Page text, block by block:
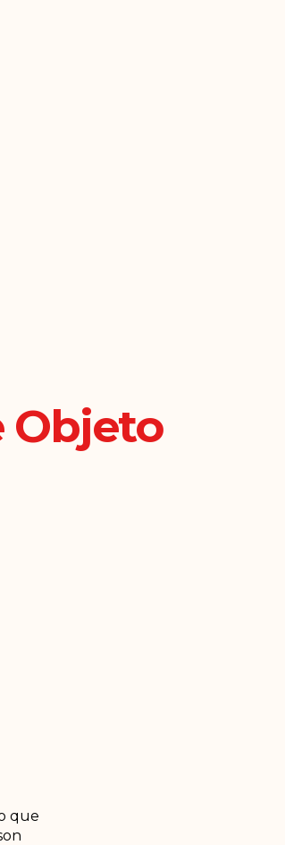
Objeto
que